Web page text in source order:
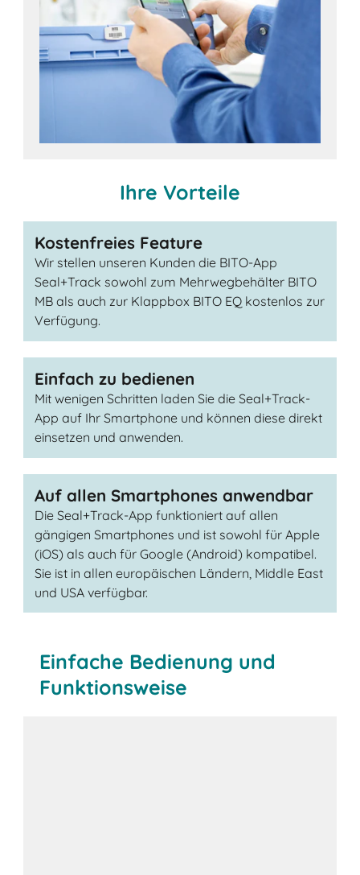
Ihre Vorteile
Kostenfreies Feature
Wir stellen unseren Kunden die BITO-App
Seal+Track sowohl zum Mehrwegbehälter BITO
MB als auch zur Klappbox BITO EQ kostenlos zur
Verfügung.
Einfach zu bedienen
Mit wenigen Schritten laden Sie die Seal+Track-
App auf Ihr Smartphone und können diese direkt
einsetzen und anwenden.
Auf allen Smartphones anwendbar
Die Seal+Track-App funktioniert auf allen
gängigen Smartphones und ist sowohl für Apple
(iOS) als auch für Google (Android) kompatibel.
Sie ist in allen europäischen Ländern, Middle East
und USA verfügbar.
Einfache Bedienung und
Funktionsweise